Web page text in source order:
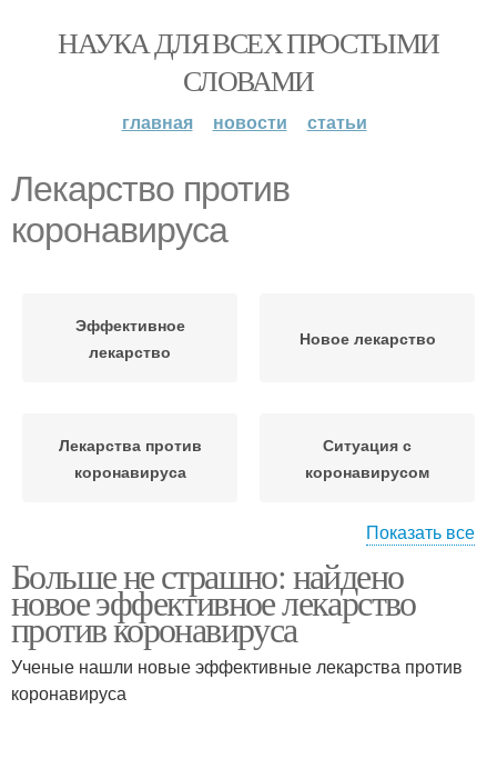
НАУКА ДЛЯ ВСЕХ ПРОСТЫМИ
СЛОВАМИ
главная новости статьи
Лекарство против
коронавируса
Эффективное
лекарство
Новое лекарство
Лекарства против
коронавируса
Ситуация с
коронавирусом
Новые лекарства
Лекарство от
коронавируса
Препарат от
Показать все
Больше не страшно: найдено
новое эффективное лекарство
против коронавируса
Ученые нашли новые эффективные лекарства против
коронавируса